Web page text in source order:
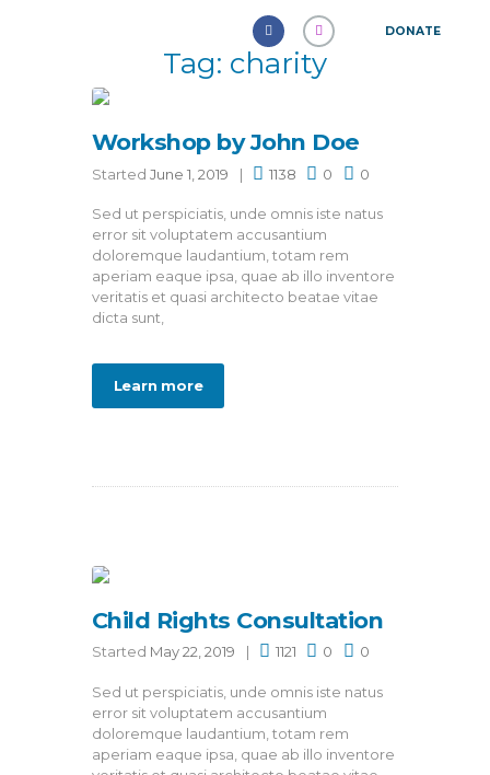
DONATE
Tag: charity
Workshop by John Doe
Started June 1, 2019 1138 0 0
Sed ut perspiciatis, unde omnis iste natus
error sit voluptatem accusantium
doloremque laudantium, totam rem
aperiam eaque ipsa, quae ab illo inventore
veritatis et quasi architecto beatae vitae
dicta sunt,
Learn more
Child Rights Consultation
Started May 22, 2019 1121 0 0
Sed ut perspiciatis, unde omnis iste natus
error sit voluptatem accusantium
doloremque laudantium, totam rem
aperiam eaque ipsa, quae ab illo inventore